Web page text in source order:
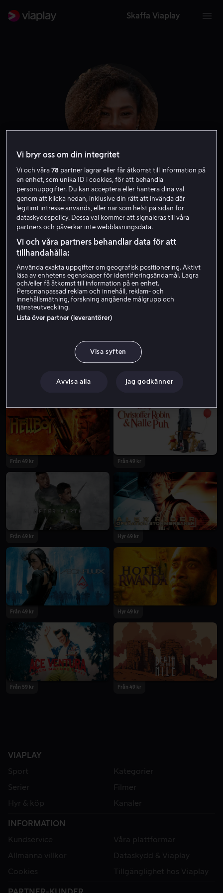
Skaffa Viaplay
Sophie Okonedo
Röst Skådespelare
Från 49 kr
Från 59 kr
Från 49 kr Från 49 kr
Från 49 kr Hyr 49 kr
Från 49 kr Hyr 49 kr
Från 59 kr Från 49 kr
VIAPLAY
Sport
Kategorier
Serier
Filmer
Hyr & köp
Kanaler
INFORMATION
Kundservice
Våra plattformar
Allmänna villkor
Dataskydd & Viaplay
Cookies
Tillgänglighet hos Viaplay
Vi bryr oss om din integritet
Vi och våra78 partner lagrar eller får åtkomst till information på
en enhet, som unika ID i cookies, för att behandla
personuppgifter. Du kan acceptera eller hantera dina val
genom att klicka nedan, inklusive din rätt att invända där
legitimt intresse används, eller när som helst på sidan för
dataskyddspolicy. Dessa val kommer att signaleras till våra
partners och påverkar inte webbläsningsdata.
Vi och våra partners behandlar data för att
tillhandahålla:
Använda exakta uppgifter om geografisk positionering. Aktivt
läsa av enhetens egenskaper för identifieringsändamål. Lagra
och/eller få åtkomst till information på en enhet.
Personanpassad reklam och innehåll, reklam- och
innehållsmätning, forskning angående målgrupp och
tjänsteutveckling.
Lista över partner (leverantörer)
Visa syften
Avvisa alla Jag godkänner